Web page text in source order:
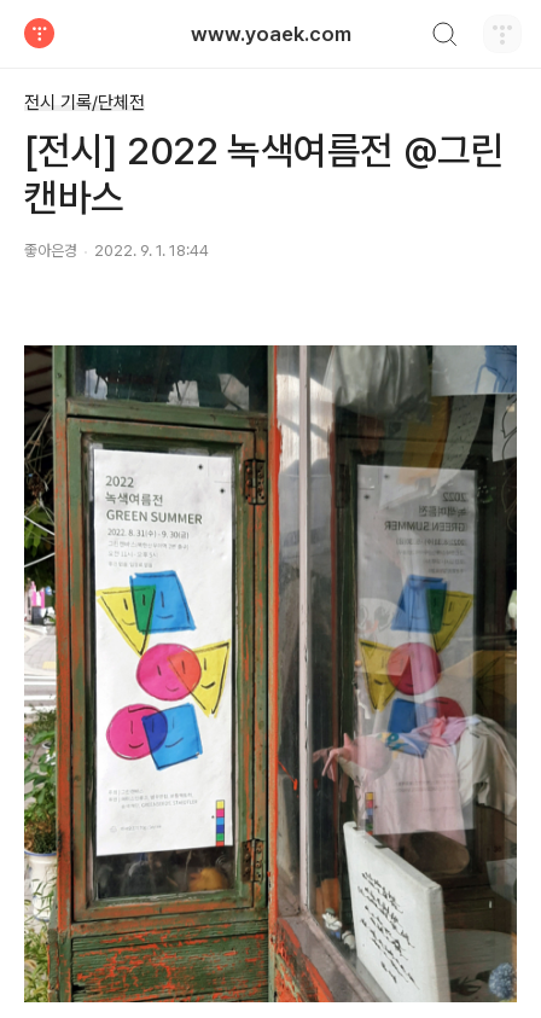
www.yoaek.com
전시 기록/단체전
[전시] 2022 녹색여름전 @그린
캔바스
좋아은경 2022. 9. 1. 18:44